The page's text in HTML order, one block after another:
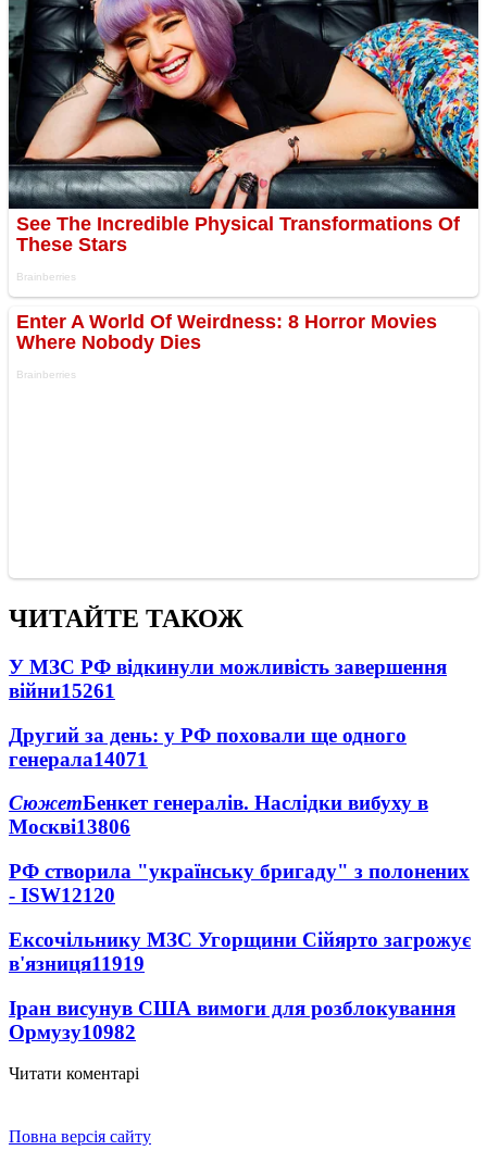
ЧИТАЙТЕ ТАКОЖ
У МЗС РФ відкинули можливість завершення
війни15261
Другий за день: у РФ поховали ще одного
генерала14071
СюжетБенкет генералів. Наслідки вибуху в
Москві13806
РФ створила "українську бригаду" з полонених
- ISW12120
Ексочільнику МЗС Угорщини Сійярто загрожує
в'язниця11919
Іран висунув США вимоги для розблокування
Ормузу10982
Читати коментарі
Повна версія сайту